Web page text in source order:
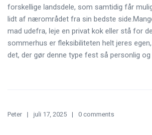
forskellige landsdele, som samtidig får
lidt af nærområdet fra sin bedste
mad udefra, leje en privat kok eller stå for
sommerhus er fleksibiliteten helt jeres
det, der gør denne type fest så personlig
Peter juli 17, 2025 0 comments